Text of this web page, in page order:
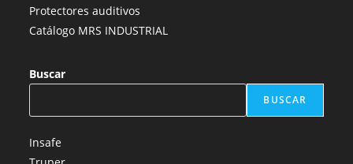
Protectores auditivos
Catálogo MRS INDUSTRIAL
Buscar
BUSCAR
Insafe